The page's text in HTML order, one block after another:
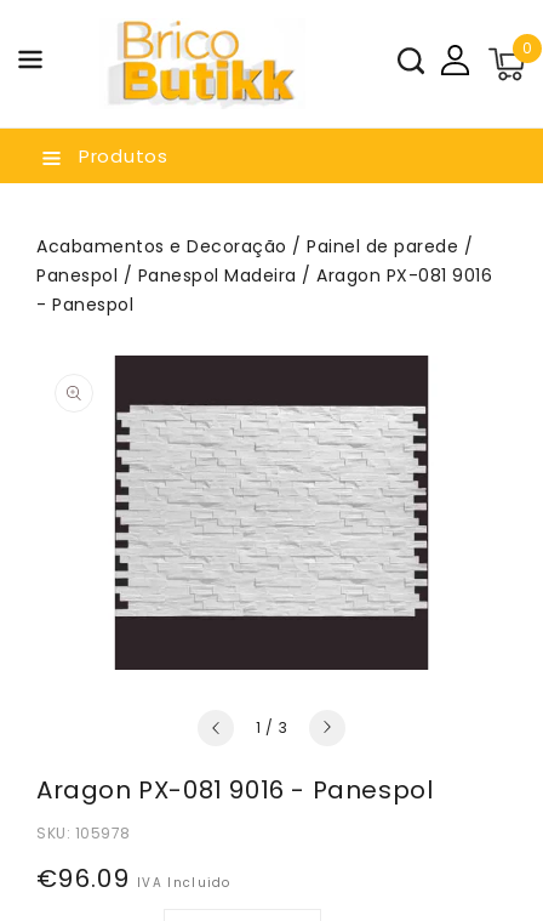
0
Produtos
Acabamentos e Decoração / Painel de parede /
Panespol / Panespol Madeira / Aragon PX-081 9016
- Panespol
1 / de
3
Aragon PX-081 9016 - Panespol
SKU: 105978
Preço
€96.09 IVA Incluido